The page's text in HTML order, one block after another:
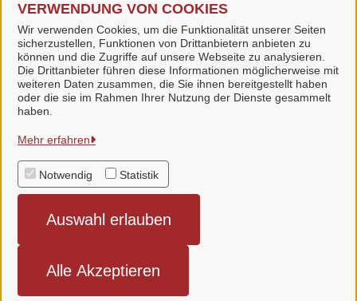
VERWENDUNG VON COOKIES
Wir verwenden Cookies, um die Funktionalität unserer Seiten
sicherzustellen, Funktionen von Drittanbietern anbieten zu
können und die Zugriffe auf unsere Webseite zu analysieren.
Die Drittanbieter führen diese Informationen möglicherweise mit
weiteren Daten zusammen, die Sie ihnen bereitgestellt haben
oder die sie im Rahmen Ihrer Nutzung der Dienste gesammelt
haben.
Mehr erfahren
Notwendig Statistik
Auswahl erlauben
Alle Akzeptieren
Einwohnermeldeamt
Stadt Bad Langensalza
Alle Rechte vorbehalten
Erklärung zur Barrierefreiheit